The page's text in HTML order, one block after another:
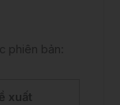
phiên bản:
xuất